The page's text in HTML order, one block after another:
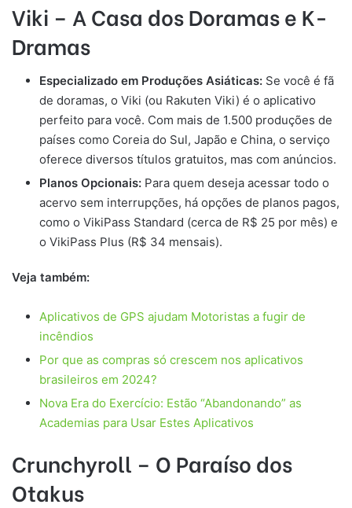
Viki – A Casa dos Doramas e K-
Dramas
Especializado em Produções Asiáticas: Se você é fã
de doramas, o Viki (ou Rakuten Viki) é o aplicativo
perfeito para você. Com mais de 1.500 produções de
países como Coreia do Sul, Japão e China, o serviço
oferece diversos títulos gratuitos, mas com anúncios.
Planos Opcionais: Para quem deseja acessar todo o
acervo sem interrupções, há opções de planos pagos,
como o VikiPass Standard (cerca de R$ 25 por mês) e
o VikiPass Plus (R$ 34 mensais).
Veja também:
Aplicativos de GPS ajudam Motoristas a fugir de
incêndios
Por que as compras só crescem nos aplicativos
brasileiros em 2024?
Nova Era do Exercício: Estão “Abandonando” as
Academias para Usar Estes Aplicativos
Crunchyroll – O Paraíso dos
Otakus